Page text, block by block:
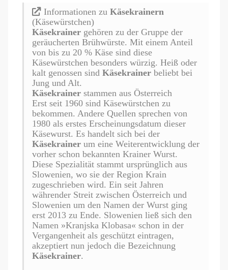
Informationen zu Käsekrainern
(Käsewürstchen)
Käsekrainer gehören zu der Gruppe der
geräucherten Brühwürste. Mit einem Anteil
von bis zu 20 % Käse sind diese
Käsewürstchen besonders würzig. Heiß oder
kalt genossen sind Käsekrainer beliebt bei
Jung und Alt.
Käsekrainer stammen aus Österreich
Erst seit 1960 sind Käsewürstchen zu
bekommen. Andere Quellen sprechen von
1980 als erstes Erscheinungsdatum dieser
Käsewurst. Es handelt sich bei der
Käsekrainer um eine Weiterentwicklung der
vorher schon bekannten Krainer Wurst.
Diese Spezialität stammt ursprünglich aus
Slowenien, wo sie der Region Krain
zugeschrieben wird. Ein seit Jahren
währender Streit zwischen Österreich und
Slowenien um den Namen der Wurst ging
erst 2013 zu Ende. Slowenien ließ sich den
Namen »Kranjska Klobasa« schon in der
Vergangenheit als geschützt eintragen,
akzeptiert nun jedoch die Bezeichnung
Käsekrainer.